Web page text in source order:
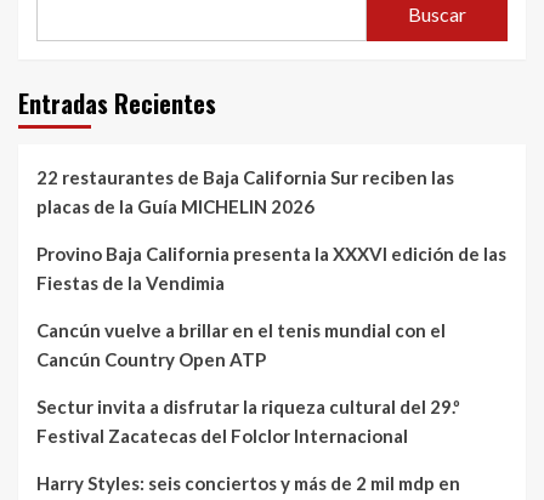
Buscar
Entradas Recientes
22 restaurantes de Baja California Sur reciben las
placas de la Guía MICHELIN 2026
Provino Baja California presenta la XXXVI edición de las
Fiestas de la Vendimia
Cancún vuelve a brillar en el tenis mundial con el
Cancún Country Open ATP
Sectur invita a disfrutar la riqueza cultural del 29.º
Festival Zacatecas del Folclor Internacional
Harry Styles: seis conciertos y más de 2 mil mdp en